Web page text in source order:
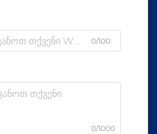
0/100
0/1000